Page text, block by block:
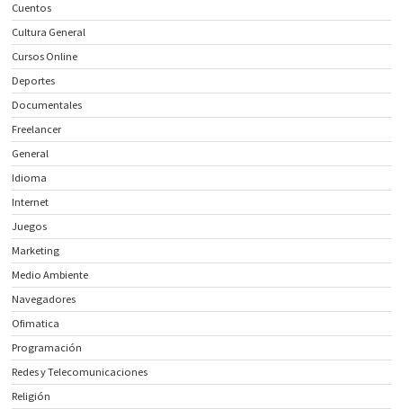
Cuentos
Cultura General
Cursos Online
Deportes
Documentales
Freelancer
General
Idioma
Internet
Juegos
Marketing
Medio Ambiente
Navegadores
Ofimatica
Programación
Redes y Telecomunicaciones
Religión